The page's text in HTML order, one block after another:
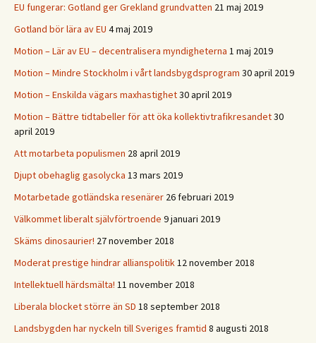
EU fungerar: Gotland ger Grekland grundvatten 21 maj 2019
Gotland bör lära av EU 4 maj 2019
Motion – Lär av EU – decentralisera myndigheterna 1 maj 2019
Motion – Mindre Stockholm i vårt landsbygdsprogram 30 april 2019
Motion – Enskilda vägars maxhastighet30 april 2019
Motion – Bättre tidtabeller för att öka kollektivtrafikresandet30
april 2019
Att motarbeta populismen 28 april 2019
Djupt obehaglig gasolycka 13 mars 2019
Motarbetade gotländska resenärer 26 februari 2019
Välkommet liberalt självförtroende 9 januari 2019
Skäms dinosaurier! 27 november 2018
Moderat prestige hindrar allianspolitik12 november 2018
Intellektuell härdsmälta! 11 november 2018
Liberala blocket större än SD 18 september 2018
Landsbygden har nyckeln till Sveriges framtid 8 augusti 2018